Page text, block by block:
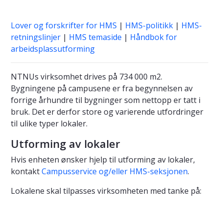
Lover og forskrifter for HMS | HMS-politikk | HMS-
retningslinjer | HMS temaside | Håndbok for
arbeidsplassutforming
NTNUs virksomhet drives på 734 000 m2.
Bygningene på campusene er fra begynnelsen av
forrige århundre til bygninger som nettopp er tatt i
bruk. Det er derfor store og varierende utfordringer
til ulike typer lokaler.
Utforming av lokaler
Hvis enheten ønsker hjelp til utforming av lokaler,
kontaktCampusservice og/eller HMS-seksjonen.
Lokalene skal tilpasses virksomheten med tanke på: